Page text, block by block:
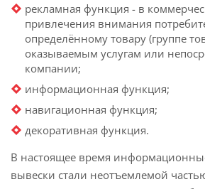
рекламная функция - в
привлечения внимания
определённому товару (группе
оказываемым услугам или
компании;
информационная функция;
навигационная функция;
декоративная функция.
В настоящее время
вывески стали неотъемлемой